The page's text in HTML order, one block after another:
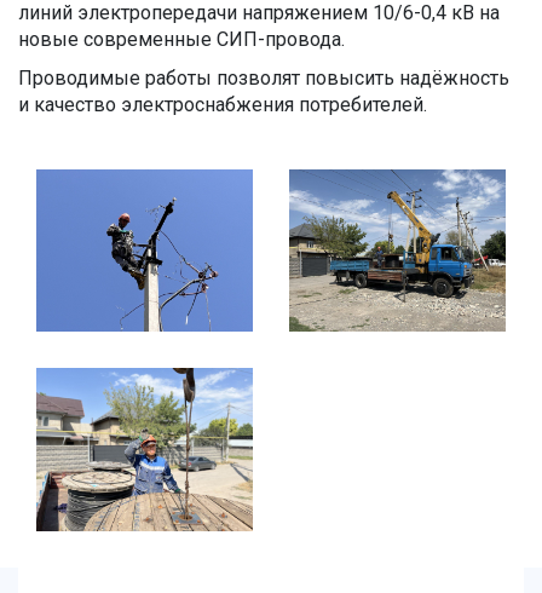
линий электропередачи напряжением 10/6-0,4 кВ на
новые современные СИП-провода.
Проводимые работы позволят повысить надёжность
и качество электроснабжения потребителей.